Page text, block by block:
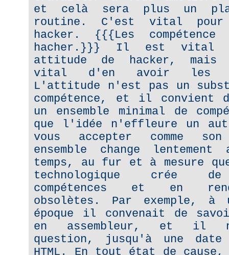
et celà sera plus un
routine. C'est vital pour
hacker. {{{Les
hacher.}}} Il est vital
attitude de hacker, mais
vital d'en avoir les
L'attitude n'est pas un
compétence, et il convient
un ensemble minimal de
que l'idée n'effleure un
vous accepter comme
ensemble change
temps, au fur et à mesure
technologique crée
compétences et en
obsolètes. Par exemple, à
époque il convenait de
en assembleur, et il
question, jusqu'à une
HTML. En tout état de